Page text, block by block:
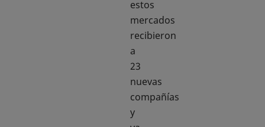
estos
mercados
recibieron
a
23
nuevas
compañías
y